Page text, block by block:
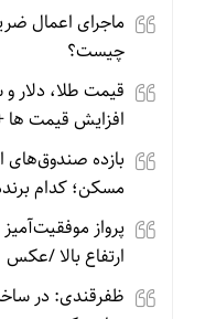
چیست؟
افزایش قیمت
بازده
مسکن؛ کدام
پرواز
ارتفاع بالا /عکس
ظفرقندی: در